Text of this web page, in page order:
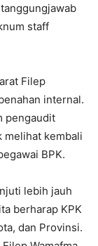
staff
Filep
internal.
pengaudit
melihat kembali
BPK.
lebih jauh
berharap KPK
dan Provinsi.